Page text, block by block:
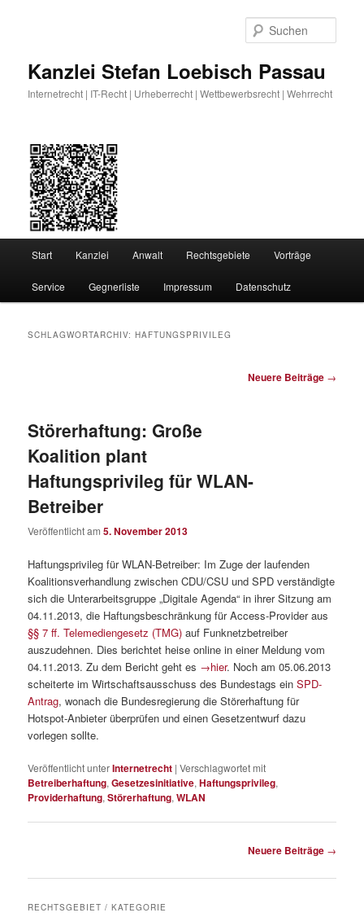
Kanzlei Stefan Loebisch Passau
Internetrecht | IT-Recht | Urheberrecht | Wettbewerbsrecht | Wehrrecht
Start Kanzlei Anwalt Rechtsgebiete Vorträge
Service Gegnerliste Impressum Datenschutz
SCHLAGWORTARCHIV:HAFTUNGSPRIVILEG
Neuere Beiträge →
Störerhaftung: Große
Koalition plant
Haftungsprivileg für WLAN-
Betreiber
Veröffentlicht am5. November 2013
Haftungsprivileg für WLAN-Betreiber: Im Zuge der laufenden
Koalitionsverhandlung zwischen CDU/CSU und SPD verständigte
sich die Unterarbeitsgruppe „Digitale Agenda“ in ihrer Sitzung am
04.11.2013, die Haftungsbeschränkung für Access-Provider aus
§§ 7 ff. Telemediengesetz (TMG) auf Funknetzbetreiber
auszudehnen. Dies berichtet heise online in einer Meldung vom
04.11.2013. Zu dem Bericht geht es →hier. Noch am 05.06.2013
scheiterte im Wirtschaftsausschuss des Bundestags einSPD-
Antrag, wonach die Bundesregierung die Störerhaftung für
Hotspot-Anbieter überprüfen und einen Gesetzentwurf dazu
vorlegen sollte.
Veröffentlicht unterInternetrecht |Verschlagwortet mit
Betreiberhaftung,Gesetzesinitiative,Haftungsprivileg,
Providerhaftung,Störerhaftung,WLAN
Neuere Beiträge →
RECHTSGEBIET / KATEGORIE